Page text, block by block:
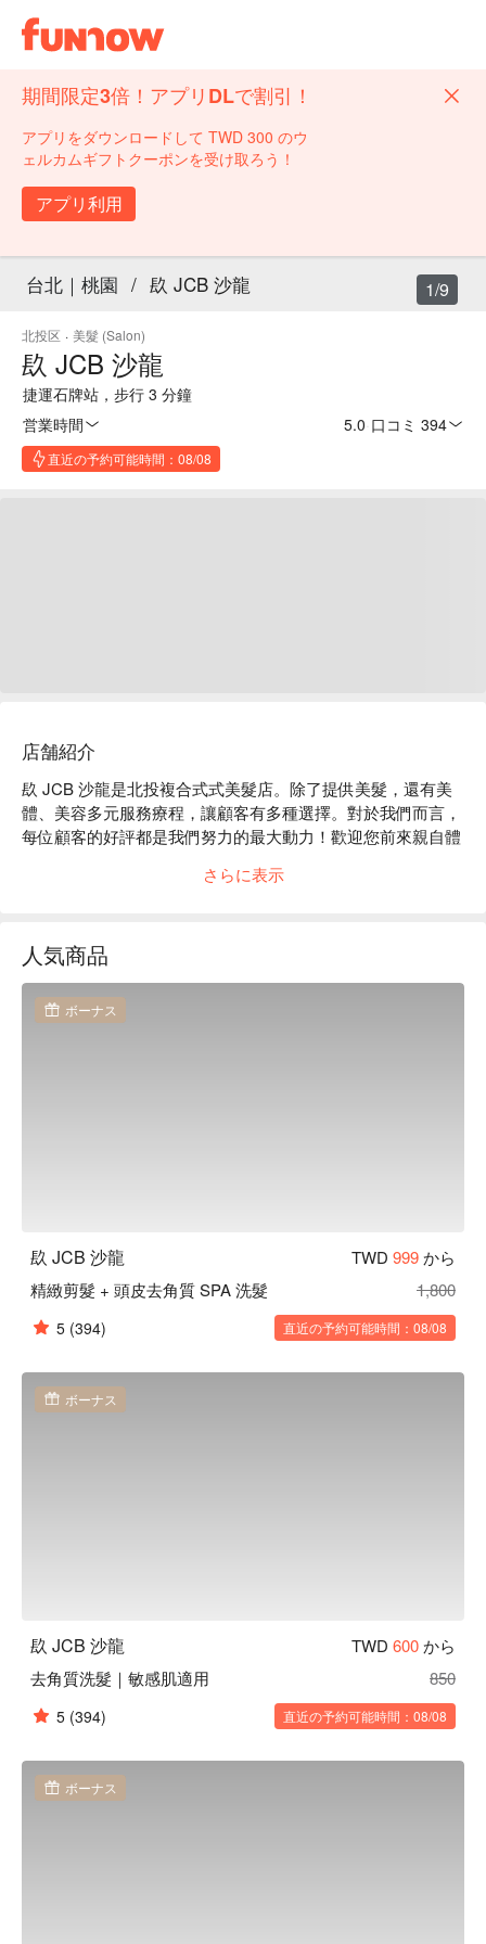
期間限定3倍！アプリDLで割引！
アプリをダウンロードして TWD 300 のウ
ェルカムギフトクーポンを受け取ろう！
アプリ利用
台北｜桃園 / 镹 JCB 沙龍
北投区 · 美髮 (Salon)
镹 JCB 沙龍
捷運石牌站，步行 3 分鐘
営業時間
5.0 口コミ 394
直近の予約可能時間：08/08
1/9
店舗紹介
镹 JCB 沙龍是北投複合式式美髮店。除了提供美髮，還有美
體、美容多元服務療程，讓顧客有多種選擇。對於我們而言，
每位顧客的好評都是我們努力的最大動力！歡迎您前來親自體
镹 JCB 沙龍評價：Google 5 星好評
镹 JCB 沙龍推薦：鄰近捷運石牌站，不僅有專業美髮設計、
美體放鬆服務，更嚴選產品，養護頭皮健康。店內透過大理石
輕奢感裝潢，讓你擁有更高品質享受。
镹 JCB 沙龍預約、镹 JCB 沙龍價格立刻查看 ⬇︎
さらに表示
人気商品
ボーナス
镹 JCB 沙龍 TWD 999から
精緻剪髮 + 頭皮去角質 SPA 洗髮
1,800
5 (394) 直近の予約可能時間：08/08
ボーナス
镹 JCB 沙龍 TWD 600から
去角質洗髮｜敏感肌適用
850
5 (394) 直近の予約可能時間：08/08
ボーナス